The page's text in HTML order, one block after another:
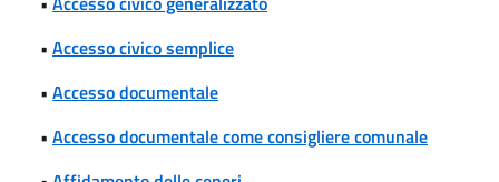
• Accesso civico semplice
• Accesso documentale
• Accesso documentale come consigliere comunale